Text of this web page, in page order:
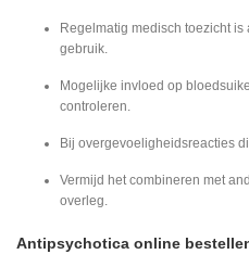
Regelmatig medisch toezicht
gebruik.
Mogelijke invloed op
controleren.
Bij overgevoeligheidsreacties
Vermijd het combineren met
overleg.
Antipsychotica online